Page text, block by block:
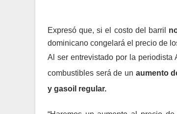
Expresó que, si el costo del barril
dominicano congelará el precio de
Al ser entrevistado por la
combustibles será de un aumento
y gasoil regular.